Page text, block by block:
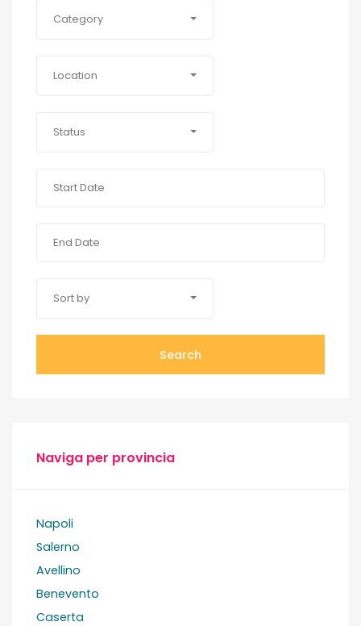
Category
Location
Status
Sort by
Search
Naviga per provincia
Napoli
Salerno
Avellino
Benevento
Caserta